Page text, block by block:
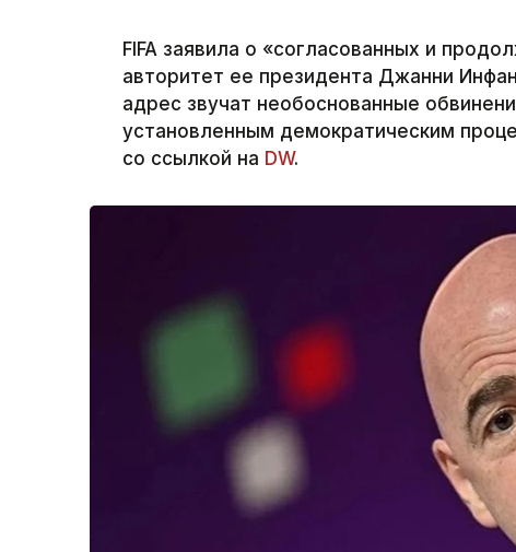
FIFA заявила о «согласованных и
авторитет ее президента Джанни
адрес звучат необоснованные
установленным демократическим
со ссылкой на DW.